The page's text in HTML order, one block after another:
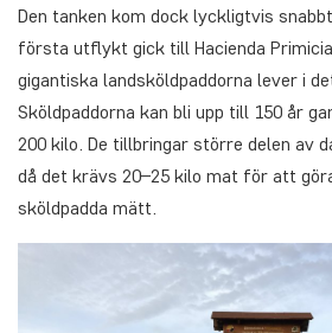
Den tanken kom dock lyckligtvis
första utflykt gick till Hacienda
gigantiska landsköldpaddorna lever i
Sköldpaddorna kan bli upp till 150 år
200 kilo. De tillbringar större delen av
då det krävs 20–25 kilo mat för att
sköldpadda mätt.